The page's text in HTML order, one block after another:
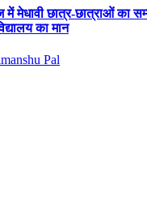
मेधावी छात्र-छात्राओं का
का मान
Pal